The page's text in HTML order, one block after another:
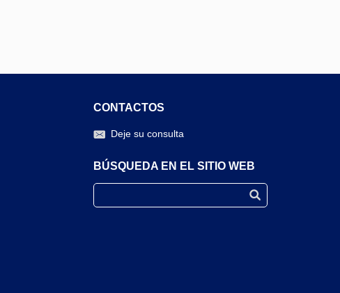
CONTACTOS
Deje su consulta
BÚSQUEDA EN EL SITIO WEB